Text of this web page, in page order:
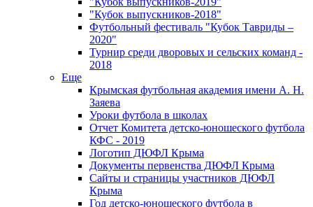
"Кубок выпускников-2018"
Футбольный фестиваль "Кубок Тавриды –
2020"
Турнир среди дворовых и сельских команд -
2018
Еще
Крымская футбольная академия имени А. Н.
Заяева
Уроки футбола в школах
Отчет Комитета детско-юношеского футбола
КФС - 2019
Логотип ДЮФЛ Крыма
Документы первенства ДЮФЛ Крыма
Сайты и страницы участников ДЮФЛ
Крыма
Год детско-юношеского футбола в